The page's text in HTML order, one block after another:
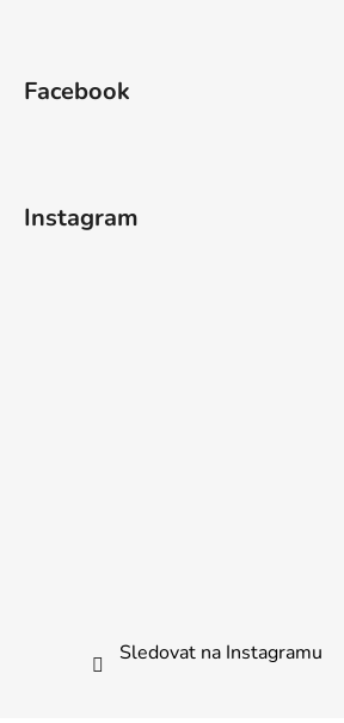
Facebook
Instagram
Sledovat na Instagramu